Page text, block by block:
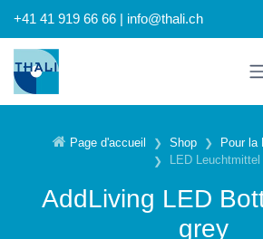
+41 41 919 66 66 | info@thali.ch
Page d'accueil Shop Pour la
LED Leuchtmittel
AddLiving LED
grey